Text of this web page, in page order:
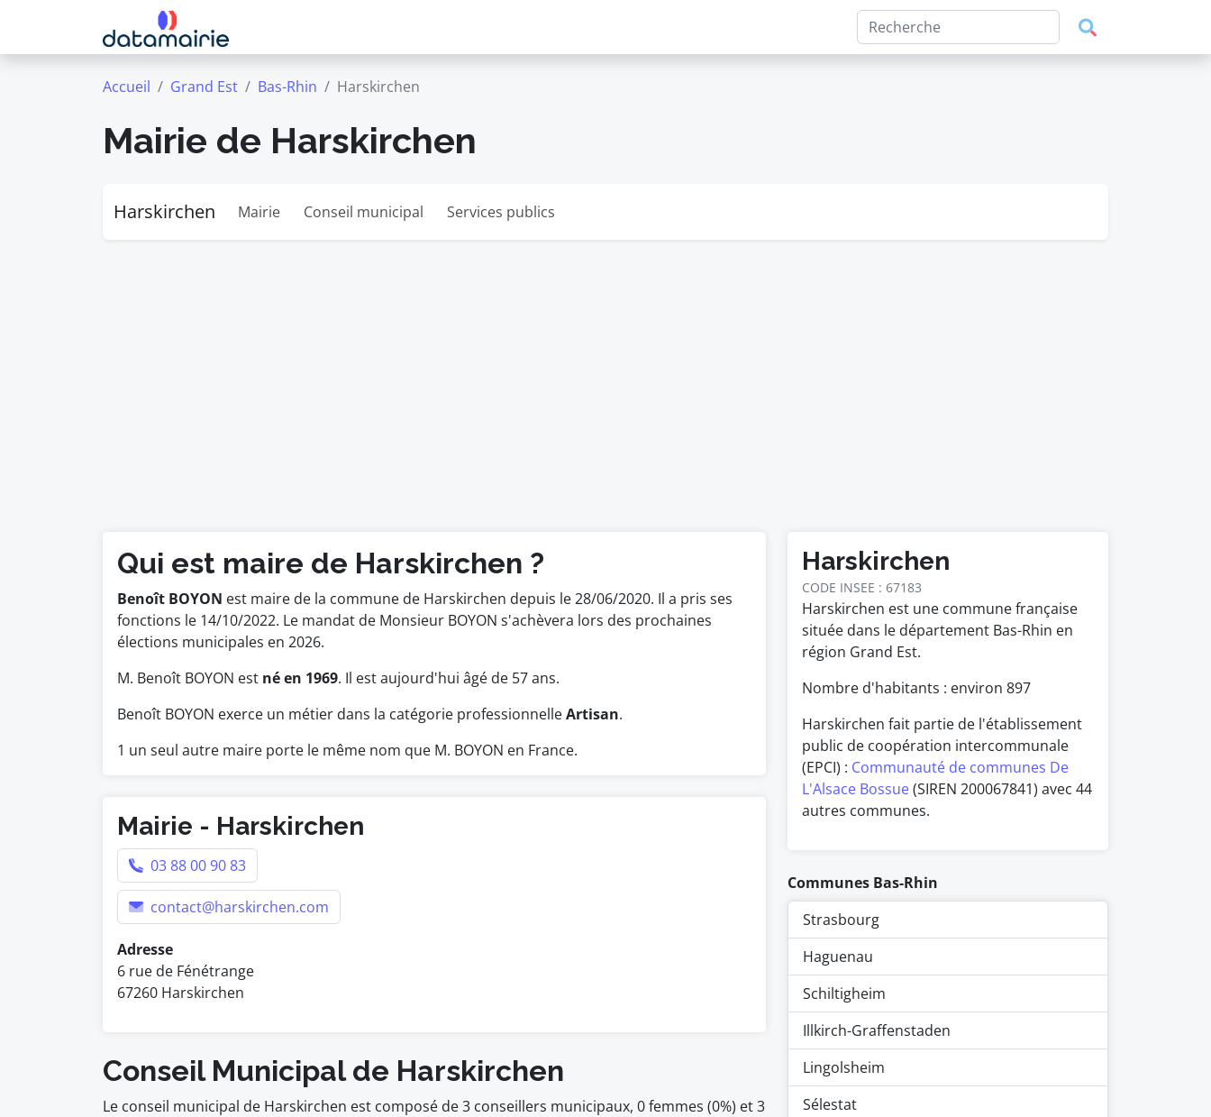
Accueil Grand Est Bas-Rhin Harskirchen
Mairie de Harskirchen
Harskirchen Mairie Conseil municipal Services publics
Qui est maire de Harskirchen ?
Benoît BOYON est maire de la commune de Harskirchen depuis le 28/06/2020. Il a pris ses
fonctions le 14/10/2022. Le mandat de Monsieur BOYON s'achèvera lors des prochaines
élections municipales en 2026.
M. Benoît BOYON est né en 1969. Il est aujourd'hui âgé de 57 ans.
Benoît BOYON exerce un métier dans la catégorie professionnelleArtisan.
1 un seul autre maire porte le même nom que M. BOYON en France.
Mairie - Harskirchen
03 88 00 90 83
contact@harskirchen.com
Adresse
6 rue de Fénétrange
67260 Harskirchen
Conseil Municipal de Harskirchen
Le conseil municipal de Harskirchen est composé de 3 conseillers municipaux, 0 femmes (0%) et 3
Harskirchen
CODE INSEE : 67183
Harskirchen est une commune française
située dans le département Bas-Rhin en
région Grand Est.
Nombre d'habitants : environ 897
Harskirchen fait partie de l'établissement
public de coopération intercommunale
(EPCI) : Communauté de communes De
L'Alsace Bossue(SIREN 200067841) avec 44
autres communes.
Communes Bas-Rhin
Strasbourg
Haguenau
Schiltigheim
Illkirch-Graffenstaden
Lingolsheim
Sélestat